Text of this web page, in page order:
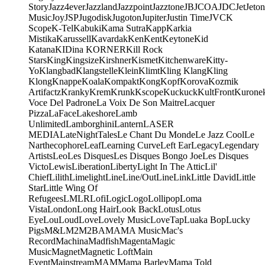
StoryJazz4everJazzlandJazzpointJazztoneJBJCOAJDCJetJeton
MusicJoyJSPJugodiskJugotonJupiterJustin TimeJVCK
ScopeK-TelKabukiKama SutraKappKarkia
MistikaKarussellKavardakKenKentKeytoneKid
KatanaKIDina KORNERKill Rock
StarsKingKingsizeKirshnerKismetKitchenwareKitty-
YoKlangbadKlangstelleKleinKlimtKling KlangKling
KlongKnappeKoalaKompaktKongKopfKorovaKozmik
ArtifactzKrankyKremKrunkKscopeKuckuckKultFront
Voce Del PadroneLa Voix De Son MaitreLacquer
PizzaLaFaceLakeshoreLamb
UnlimitedLamborghiniLanternLASER
MEDIALateNightTalesLe Chant Du MondeLe Jazz CoolLe
NarthecophoreLeafLearning CurveLeft EarLegacyLegendary
ArtistsLeoLes DisquesLes Disques Bongo JoeLes Disques
VictoLewisLiberationLibertyLight In The AtticLil'
ChiefLilithLimelightLineLine/OutLineLinkLittle DavidLittle
StarLittle Wing Of
RefugeesLMLRLofiLogicLogoLollipopLoma
VistaLondonLong HairLook BackLotusLotus
EyeLouLoudLoveLovely MusicLoveTapLuaka BopLucky
PigsM&LM2M2BAMAMA MusicMac's
RecordMachinaMadfishMagentaMagic
MusicMagnetMagnetic LoftMain
EventMainstreamMAMMama BarleyMama Told